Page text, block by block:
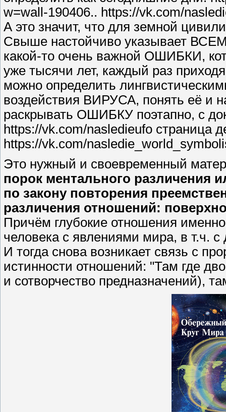
w=wall-190406.. https://vk.com/
А это значит, что для земной
Свыше настойчиво указывает
какой-то очень важной ОШИБКИ,
уже тысячи лет, каждый раз
можно определить
воздействия ВИРУСА, понять её и
раскрывать ОШИБКУ поэтапно, с
https://vk.com/nasledieufo страница
https://vk.com/
Это нужный и своевременный
порок ментального различения
по закону повторения
различения отношений:
Причём глубокие отношения
человека с явлениями мира, в т.ч.
И тогда снова возникает связь с
истинности отношений: "Там где
и сотворчество предназначений),